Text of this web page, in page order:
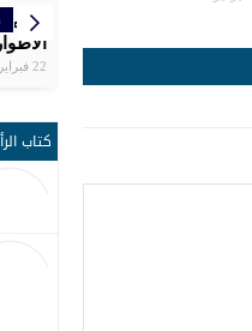
يوقّع
مجال
تنظم
22 فبراير | 19:25
دكار
بلاغ
الشق
كرة
التاسعة
كتاب